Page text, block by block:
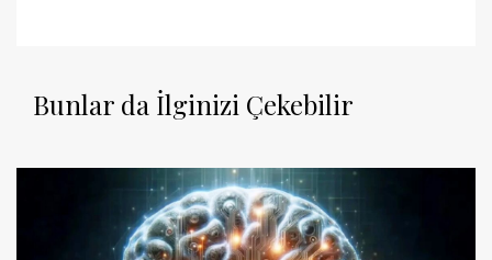
Bunlar da İlginizi Çekebilir